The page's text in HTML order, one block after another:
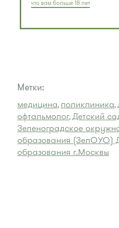
что вам больше 18 лет
Метки:
медицина, поликлиника,
офтальмолог,Детский
Зеленоградское
образования (ЗелОУО)
образования г.Москвы